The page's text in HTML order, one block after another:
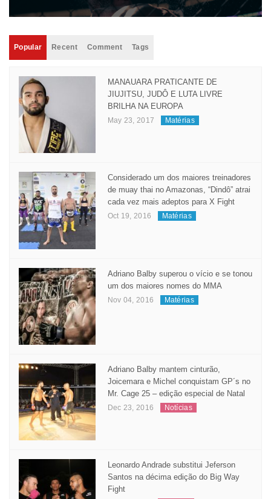
Popular Recent Comment Tags
MANAUARA PRATICANTE DE
JIUJITSU, JUDÔ E LUTA LIVRE
BRILHA NA EUROPA
May 23, 2017 Matérias
Considerado um dos maiores treinadores
de muay thai no Amazonas, “Dindô” atrai
cada vez mais adeptos para X Fight
Oct 19, 2016 Matérias
Adriano Balby superou o vício e se tonou
um dos maiores nomes do MMA
Nov 04, 2016 Matérias
Adriano Balby mantem cinturão,
Joicemara e Michel conquistam GP´s no
Mr. Cage 25 – edição especial de Natal
Dec 23, 2016 Notícias
Leonardo Andrade substitui Jeferson
Santos na décima edição do Big Way
Fight